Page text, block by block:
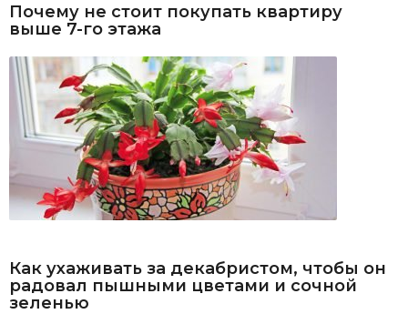
Почему не стоит покупать квартиру
выше 7-го этажа
Как ухаживать за декабристом, чтобы он
радовал пышными цветами и сочной
зеленью